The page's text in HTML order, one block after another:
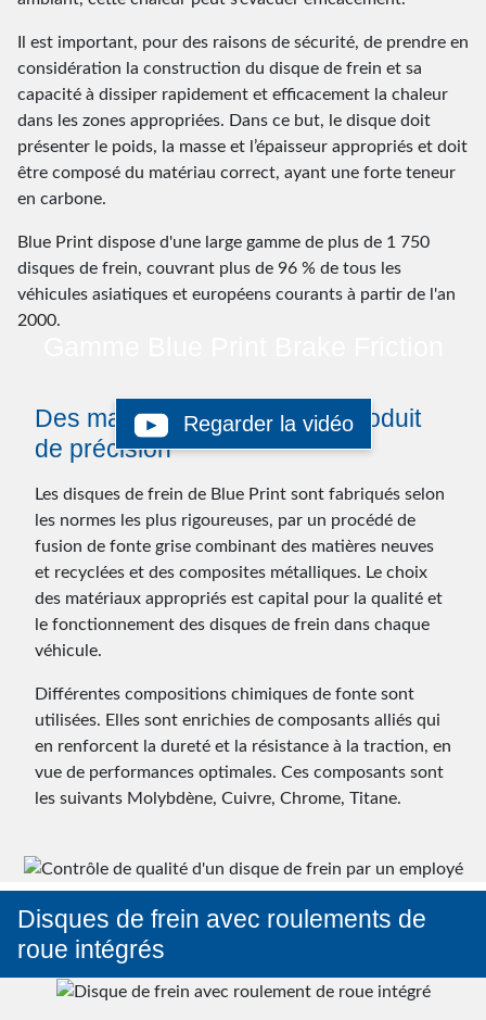
Il est important, pour des raisons de sécurité, de prendre en
considération la construction du disque de frein et sa
capacité à dissiper rapidement et efficacement la chaleur
dans les zones appropriées. Dans ce but, le disque doit
présenter le poids, la masse et l’épaisseur appropriés et doit
être composé du matériau correct, ayant une forte teneur
en carbone.
Blue Print dispose d'une large gamme de plus de 1 750
disques de frein, couvrant plus de 96 % de tous les
véhicules asiatiques et européens courants à partir de l'an
2000.
Regarder la vidéo
Des matières premières au produit
de précision
Les disques de frein de Blue Print sont fabriqués selon
les normes les plus rigoureuses, par un procédé de
fusion de fonte grise combinant des matières neuves
et recyclées et des composites métalliques. Le choix
des matériaux appropriés est capital pour la qualité et
le fonctionnement des disques de frein dans chaque
véhicule.
Différentes compositions chimiques de fonte sont
utilisées. Elles sont enrichies de composants alliés qui
en renforcent la dureté et la résistance à la traction, en
vue de performances optimales. Ces composants sont
les suivants Molybdène, Cuivre, Chrome, Titane.
Disques de frein avec roulements de
roue intégrés